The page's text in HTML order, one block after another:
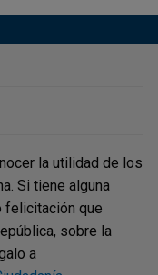
la utilidad de los
Si tiene alguna
felicitación que
sobre la
a